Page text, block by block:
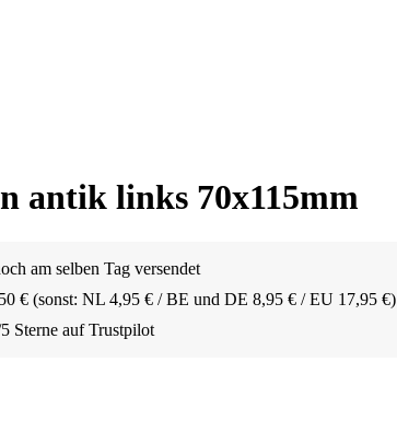
antik links 70x115mm
am selben Tag versendet
€ (sonst: NL 4,95 € / BE und DE 8,95 € / EU 17,95 €)
Sterne auf Trustpilot